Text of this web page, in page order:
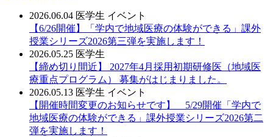
2026.06.04 医学生 イベント
【6/26開催】「学内で地域医療の体験ができる」課外
授業シリーズ2026第三弾を実施します！
2026.05.25 医学生
【締め切り間近】 2027年4月採用初期研修医（地域医
療重点プログラム） 募集がはじまりました。
2026.05.13 医学生 イベント
【開催時間変更のお知らせです】 5/29開催「学内で
地域医療の体験ができる」課外授業シリーズ2026第二
弾を実施します！